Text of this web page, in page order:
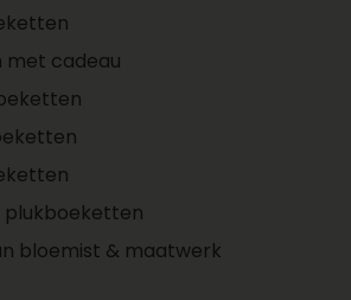
met cadeau
plukboeketten
bloemist & maatwerk